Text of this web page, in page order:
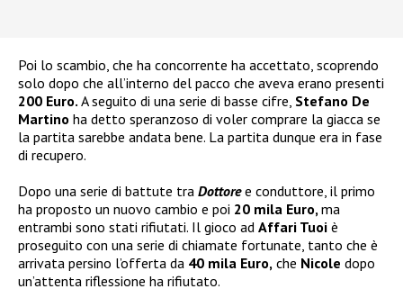
Poi lo scambio, che ha concorrente ha accettato, scoprendo
solo dopo che all’interno del pacco che aveva erano presenti
200 Euro. A seguito di una serie di basse cifre, Stefano De
Martino ha detto speranzoso di voler comprare la giacca se
la partita sarebbe andata bene. La partita dunque era in fase
di recupero.
Dopo una serie di battute tra Dottoree conduttore, il primo
ha proposto un nuovo cambio e poi 20 mila Euro,ma
entrambi sono stati rifiutati. Il gioco ad Affari Tuoi è
proseguito con una serie di chiamate fortunate, tanto che è
arrivata persino l’offerta da 40 mila Euro, che Nicole dopo
un’attenta riflessione ha rifiutato.